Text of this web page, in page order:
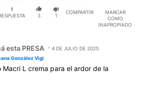
1
3 1
COMPARTIR
MARCAR
COMO
INAPROPIADO
esta PRESA
4 DE JULIO DE 2025
González Vigi
Macri L crema para el ardor de la